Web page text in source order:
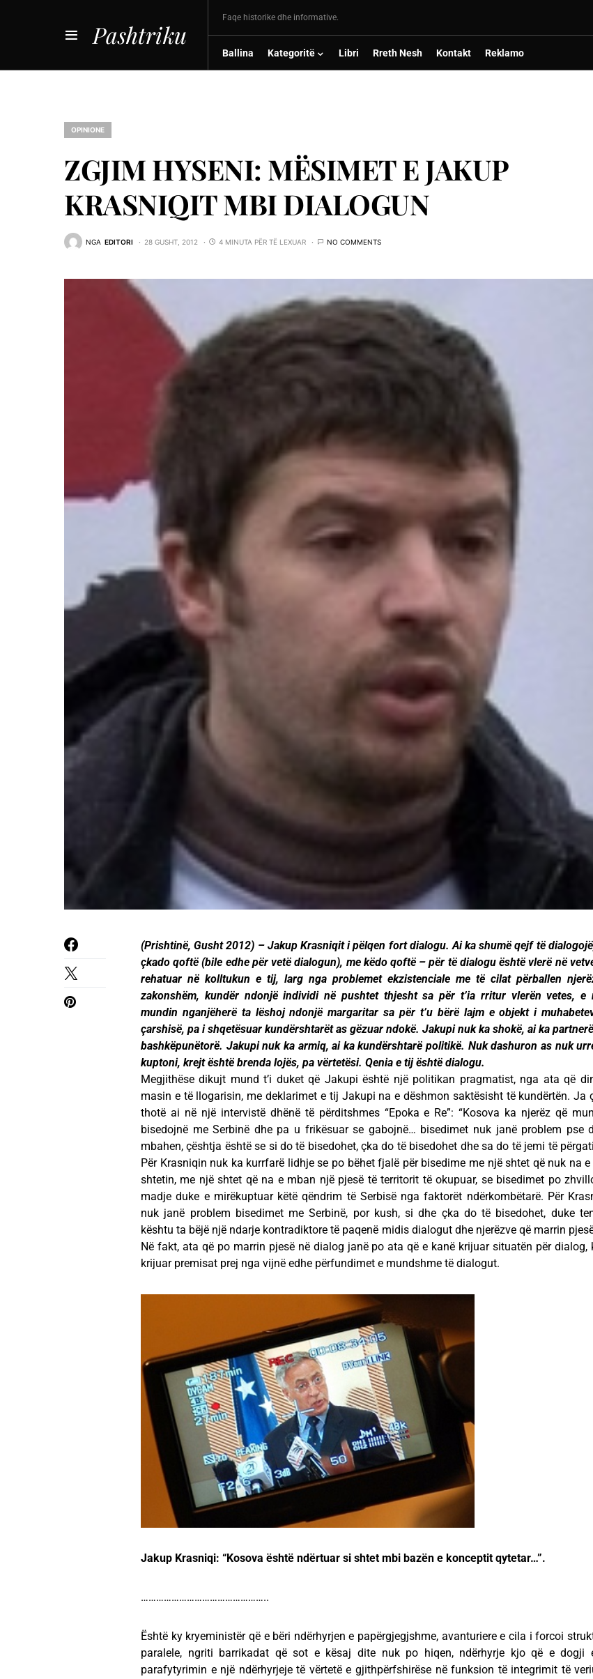
Pashtriku
Faqe historike dhe informative.
Ballina Kategoritë Libri Rreth Nesh Kontakt Reklamo
OPINIONE
ZGJIM HYSENI: MËSIMET E JAKUP
KRASNIQIT MBI DIALOGUN
NGA EDITORI 28 GUSHT, 2012 4 MINUTA PËR TË LEXUAR NO COMMENTS
(Prishtinë, Gusht 2012) – Jakup Krasniqit i pëlqen fort dialogu. Ai ka shumë qejf të
çkado qoftë (bile edhe për vetë dialogun), me këdo qoftë – për të dialogu është vlerë në
rehatuar në kolltukun e tij, larg nga problemet ekzistenciale me të cilat përballen
zakonshëm, kundër ndonjë individi në pushtet thjesht sa për t’ia rritur vlerën vetes, e
mundin nganjëherë ta lëshoj ndonjë margaritar sa për t’u bërë lajm e objekt i
çarshisë, pa i shqetësuar kundërshtarët as gëzuar ndokë. Jakupi nuk ka shokë, ai ka
bashkëpunëtorë. Jakupi nuk ka armiq, ai ka kundërshtarë politikë. Nuk dashuron as nuk
kuptoni, krejt është brenda lojës, pa vërtetësi. Qenia e tij është dialogu.
Megjithëse dikujt mund t’i duket që Jakupi është një politikan pragmatist, nga ata që
masin e të llogarisin, me deklarimet e tij Jakupi na e dëshmon saktësisht të kundërtën. Ja
thotë ai në një intervistë dhënë të përditshmes “Epoka e Re”: “Kosova ka njerëz që
bisedojnë me Serbinë dhe pa u frikësuar se gabojnë… bisedimet nuk janë problem pse
mbahen, çështja është se si do të bisedohet, çka do të bisedohet dhe sa do të jemi të
Për Krasniqin nuk ka kurrfarë lidhje se po bëhet fjalë për bisedime me një shtet që nuk na e
shtetin, me një shtet që na e mban një pjesë të territorit të okupuar, se bisedimet po
madje duke e mirëkuptuar këtë qëndrim të Serbisë nga faktorët ndërkombëtarë. Për
nuk janë problem bisedimet me Serbinë, por kush, si dhe çka do të bisedohet, duke
kështu ta bëjë një ndarje kontradiktore të paqenë midis dialogut dhe njerëzve që marrin
Në fakt, ata që po marrin pjesë në dialog janë po ata që e kanë krijuar situatën për dialog,
krijuar premisat prej nga vijnë edhe përfundimet e mundshme të dialogut.
Jakup Krasniqi: “Kosova është ndërtuar si shtet mbi bazën e konceptit qytetar…”.
…………………………………………..
Është ky kryeministër që e bëri ndërhyrjen e papërgjegjshme, avanturiere e cila i forcoi
paralele, ngriti barrikadat që sot e kësaj dite nuk po hiqen, ndërhyrje kjo që e dogji
parafytyrimin e një ndërhyrjeje të vërtetë e gjithpërfshirëse në funksion të integrimit të